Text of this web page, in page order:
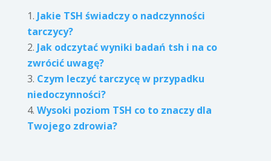
Jakie TSH świadczy o nadczynności
tarczycy?
Jak odczytać wyniki badań tsh i na co
zwrócić uwagę?
Czym leczyć tarczycę w przypadku
niedoczynności?
Wysoki poziom TSH co to znaczy dla
Twojego zdrowia?